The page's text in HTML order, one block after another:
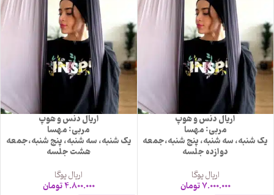
اریال دنس و هوپ
مربی: مهسا
یک شنبه، سه شنبه، پنج شنبه،جمعه
دوازده جلسه
اریال یوگا
7.000.000تومان
اریال دنس و هوپ
مربی: مهسا
یک شنبه، سه شنبه، پنج شنبه،جمعه
هشت جلسه
اریال یوگا
4.800.000تومان